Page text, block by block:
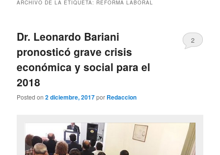
ARCHIVO DE LA ETIQUETA: REFORMA LABORAL
Dr. Leonardo Bariani
pronosticó grave crisis
económica y social para el
2018
Posted on2 diciembre, 2017por Redaccion
2